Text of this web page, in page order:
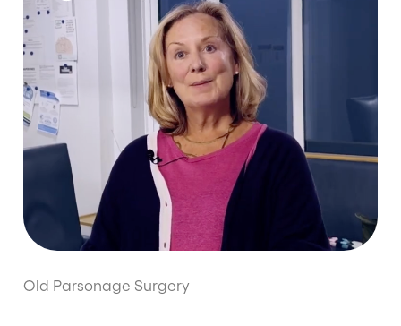
Old Parsonage Surgery